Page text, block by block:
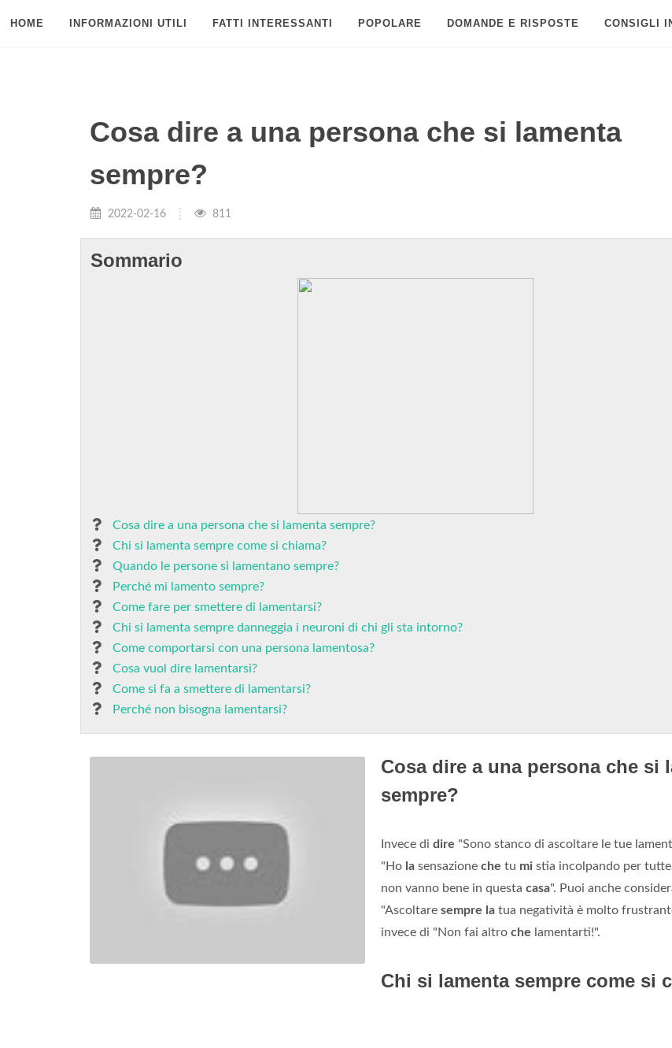
HOME INFORMAZIONI UTILI FATTI INTERESSANTI POPOLARE DOMANDE E RISPOSTE CONSIGLI
Cosa dire a una persona che si lamenta
sempre?
2022-02-16 811
Sommario
Cosa dire a una persona che si lamenta sempre?
Chi si lamenta sempre come si chiama?
Quando le persone si lamentano sempre?
Perché mi lamento sempre?
Come fare per smettere di lamentarsi?
Chi si lamenta sempre danneggia i neuroni di chi gli sta intorno?
Come comportarsi con una persona lamentosa?
Cosa vuol dire lamentarsi?
Come si fa a smettere di lamentarsi?
Perché non bisogna lamentarsi?
Cosa dire a una persona che si
sempre?
Invece di dire "Sono stanco di ascoltare le tue
"Ho la sensazione che tu mi stia incolpando per tutte
non vanno bene in questa casa". Puoi anche
"Ascoltare sempre la tua negatività è molto
invece di "Non fai altro che lamentarti!".
Chi si lamenta sempre come si